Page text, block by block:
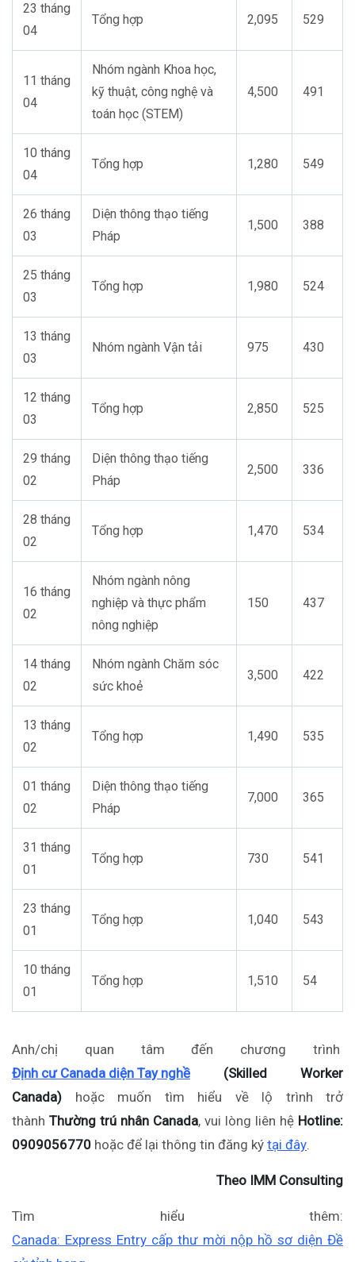
23 tháng
04
Tổng hợp 2,095 529
11 tháng
04
Nhóm ngành Khoa học,
kỹ thuật, công nghệ và
toán học (STEM)
4,500 491
10 tháng
04
Tổng hợp 1,280 549
26 tháng
03
Diện thông thạo tiếng
Pháp
1,500 388
25 tháng
03
Tổng hợp 1,980 524
13 tháng
03
Nhóm ngành Vận tải 975 430
12 tháng
03
Tổng hợp 2,850 525
29 tháng
02
Diện thông thạo tiếng
Pháp
2,500 336
28 tháng
02
Tổng hợp 1,470 534
16 tháng
02
Nhóm ngành nông
nghiệp và thực phẩm
nông nghiệp
150 437
14 tháng
02
Nhóm ngành Chăm sóc
sức khoẻ
3,500 422
13 tháng
02
Tổng hợp 1,490 535
01 tháng
02
Diện thông thạo tiếng
Pháp
7,000 365
31 tháng
01
Tổng hợp 730 541
23 tháng
01
Tổng hợp 1,040 543
10 tháng
01
Tổng hợp 1,510 54
Anh/chị quan tâm đến chương trình
Định cư Canada diện Tay nghề (Skilled Worker
Canada) hoặc muốn tìm hiểu về lộ trình trở
thành Thường trú nhân Canada, vui lòng liên hệ Hotline:
0909056770 hoặc để lại thông tin đăng ký tại đây.
Theo IMM Consulting
Tìm hiểu thêm:
Canada: Express Entry cấp thư mời nộp hồ sơ diện Đề